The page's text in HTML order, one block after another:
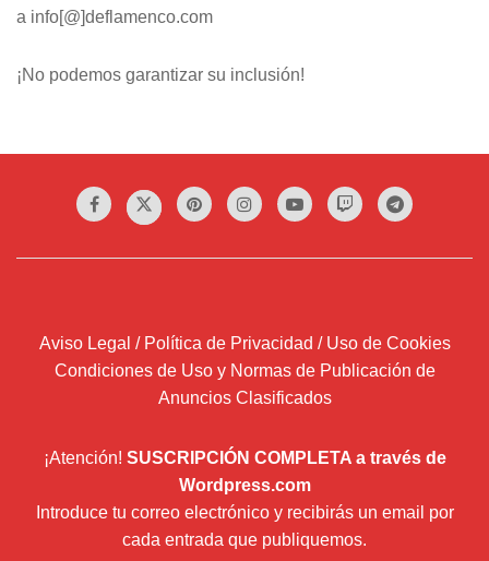
a info[@]deflamenco.com
¡No podemos garantizar su inclusión!
Aviso Legal / Política de Privacidad / Uso de Cookies
Condiciones de Uso y Normas de Publicación de
Anuncios Clasificados
¡Atención! SUSCRIPCIÓN COMPLETA a través de
Wordpress.com
Introduce tu correo electrónico y recibirás un email por
cada entrada que publiquemos.